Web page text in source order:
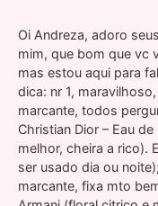
Oi Andreza, adoro
mim, que bom que vc
mas estou aqui para
dica: nr 1,
marcante, todos
Christian Dior – Eau
melhor, cheira a rico).
ser usado dia ou
marcante, fixa mto